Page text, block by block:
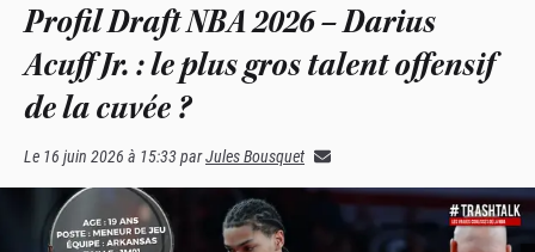
Profil Draft NBA 2026 – Darius
Acuff Jr. : le plus gros talent offensif
de la cuvée ?
Le 16 juin 2026 à 15:33parJules Bousquet